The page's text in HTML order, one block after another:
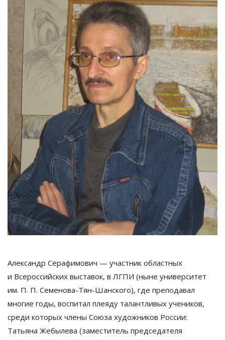
Александр Серафимович — участник областных
и Всероссийских выставок, в ЛГПИ (ныне университет
им. П. П. Семенова-Тян-Шанского), где преподавал
многие годы, воспитал плеяду талантливых учеников,
среди которых члены Союза художников России:
Татьяна Жебылева (заместитель председателя